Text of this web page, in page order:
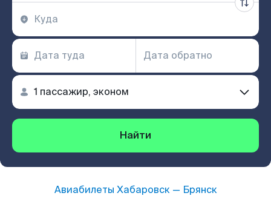
Найти
Авиабилеты Хабаровск— Брянск